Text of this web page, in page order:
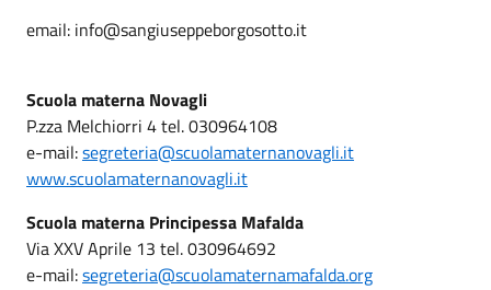
email: info@sangiuseppeborgosotto.it
Scuola materna Novagli
P.zza Melchiorri 4 tel. 030964108
e-mail:segreteria@scuolamaternanovagli.it
www.scuolamaternanovagli.it
Scuola materna Principessa Mafalda
Via XXV Aprile 13 tel. 030964692
e-mail:segreteria@scuolamaternamafalda.org